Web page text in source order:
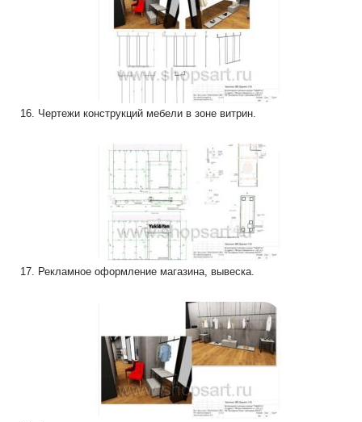
16. Чертежи конструкций мебели в зоне витрин.
17. Рекламное оформление магазина, вывеска.